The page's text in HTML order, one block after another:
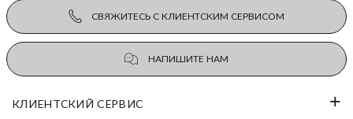
СВЯЖИТЕСЬ С КЛИЕНТСКИМ СЕРВИСОМ
НАПИШИТЕ НАМ
КЛИЕНТСКИЙ СЕРВИС